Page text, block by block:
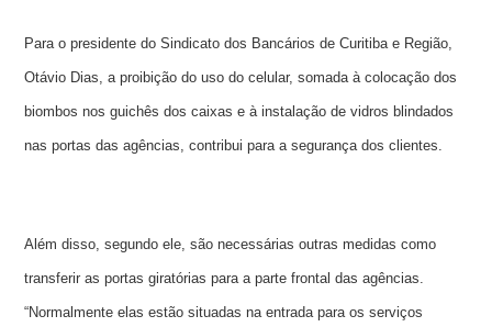
Para o presidente do Sindicato dos Bancários de Curitiba e Região,
Otávio Dias, a proibição do uso do celular, somada à colocação dos
biombos nos guichês dos caixas e à instalação de vidros blindados
nas portas das agências, contribui para a segurança dos clientes.
Além disso, segundo ele, são necessárias outras medidas como
transferir as portas giratórias para a parte frontal das agências.
“Normalmente elas estão situadas na entrada para os serviços